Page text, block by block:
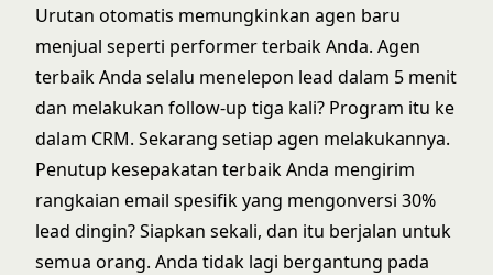
Urutan otomatis memungkinkan agen baru
menjual seperti performer terbaik Anda. Agen
terbaik Anda selalu menelepon lead dalam 5 menit
dan melakukan follow-up tiga kali? Program itu ke
dalam CRM. Sekarang setiap agen melakukannya.
Penutup kesepakatan terbaik Anda mengirim
rangkaian email spesifik yang mengonversi 30%
lead dingin? Siapkan sekali, dan itu berjalan untuk
semua orang. Anda tidak lagi bergantung pada